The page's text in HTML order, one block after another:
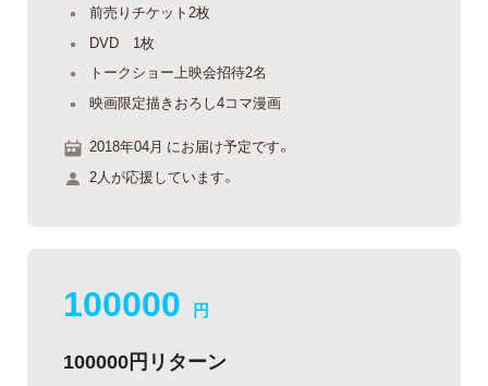
前売りチケット2枚
DVD 1枚
トークショー上映会招待2名
映画限定描きおろし4コマ漫画
2018年04月 にお届け予定です。
2人が応援しています。
100000 円
100000円リターン